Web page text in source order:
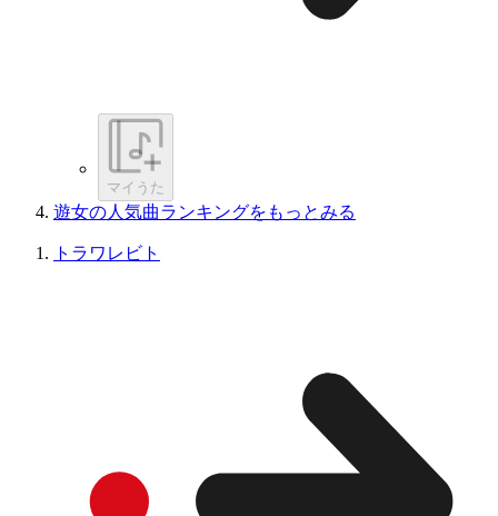
マイうた
遊女の人気曲ランキングをもっとみる
トラワレビト